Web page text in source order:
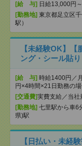
[給 与] 日給13,000円～
[勤務地] 東京都足立区
駅）
【未経験OK】
ング・シール貼
[給 与] 時給1400円／
円×4時間×21日勤務の
[交通費]実費支給／当社
[勤務地] 七里駅から車6
県)駅
【日払い・未経